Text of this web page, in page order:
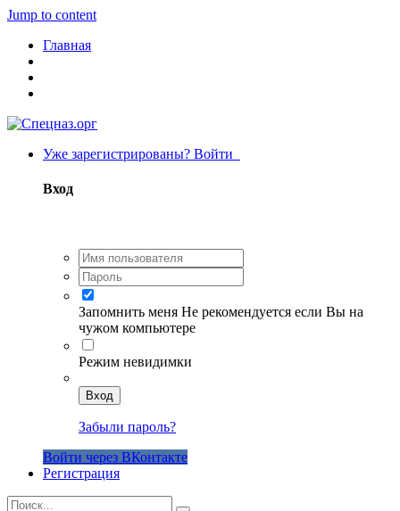
Jump to content
Главная
Уже зарегистрированы? Войти
Вход
Запомнить меня Не рекомендуется если Вы на
чужом компьютере
Режим невидимки
Вход
Забыли пароль?
Войти через ВКонтакте
Регистрация